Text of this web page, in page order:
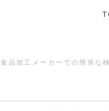
食品加工メーカーでの簡単な